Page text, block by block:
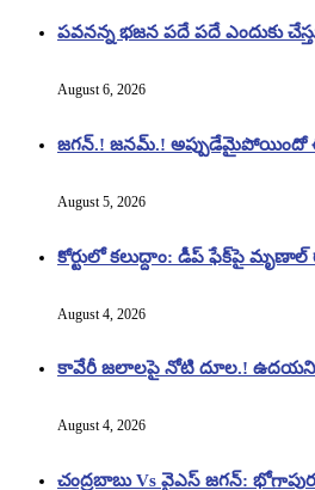
పవనన్న భజన పదే పదే ఎందుకు
August 6, 2026
జగన్.! జనమ్.!
August 5, 2026
కోర్టులో కలుద్దాం: డీప్ ఫేక్‌పై
August 4, 2026
కావేరీ జలాలపై నోటి దూల.! ఉదయనిధి
August 4, 2026
చంద్రబాబు Vs వైఎస్ జగన్: